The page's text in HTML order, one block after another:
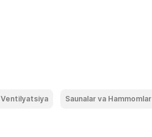
Ventilyatsiya Saunalar va Hammomlar